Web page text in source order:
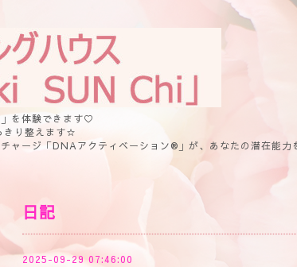
を体験できます♡
きり整えます☆
ャージ「DNAアクティベーション®」が、あなたの潜在能力
日記
2025-09-29 07:46:00